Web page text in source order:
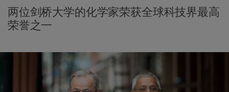
两位剑桥大学的化学家荣获全球科技界最高
荣誉之一